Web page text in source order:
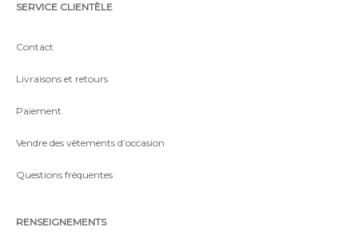
SERVICE CLIENTÈLE
Contact
Livraisons et retours
Paiement
Vendre des vêtements d’occasion
Questions fréquentes
RENSEIGNEMENTS